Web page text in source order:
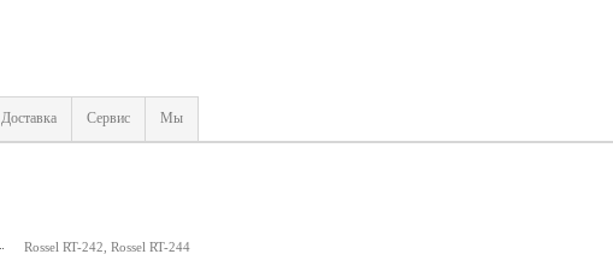
Доставка Сервис Мы
Rossel RT-242, Rossel RT-244